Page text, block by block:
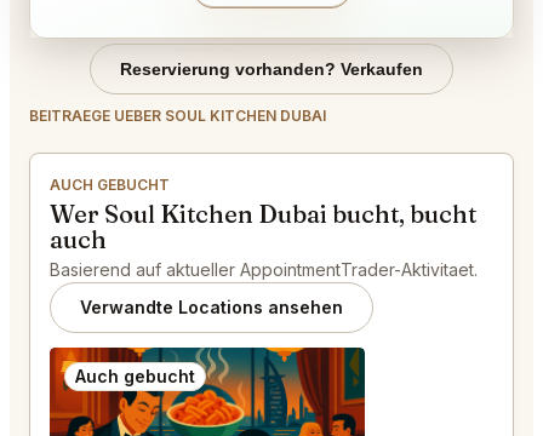
Reservierung vorhanden? Verkaufen
BEITRAEGE UEBER SOUL KITCHEN DUBAI
AUCH GEBUCHT
Wer Soul Kitchen Dubai bucht, bucht
auch
Basierend auf aktueller AppointmentTrader-Aktivitaet.
Verwandte Locations ansehen
Auch gebucht